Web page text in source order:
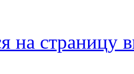
на страницу